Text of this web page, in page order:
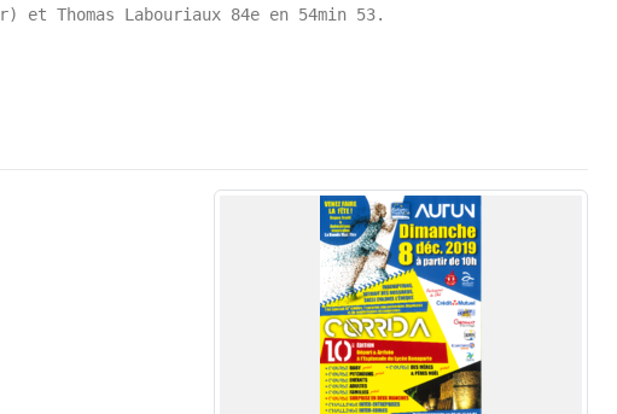
Thomas Labouriaux 84e en 54min 53.